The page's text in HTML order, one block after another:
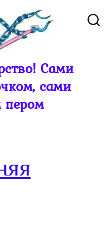
Сами
сами